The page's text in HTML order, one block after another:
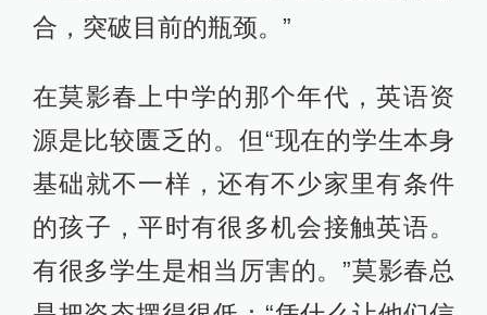
合，突破目前的瓶颈。”
在莫影春上中学的那个年代，英语资
源是比较匮乏的。但“现在的学生本身
基础就不一样，还有不少家里有条件
的孩子，平时有很多机会接触英语。
有很多学生是相当厉害的。”莫影春总